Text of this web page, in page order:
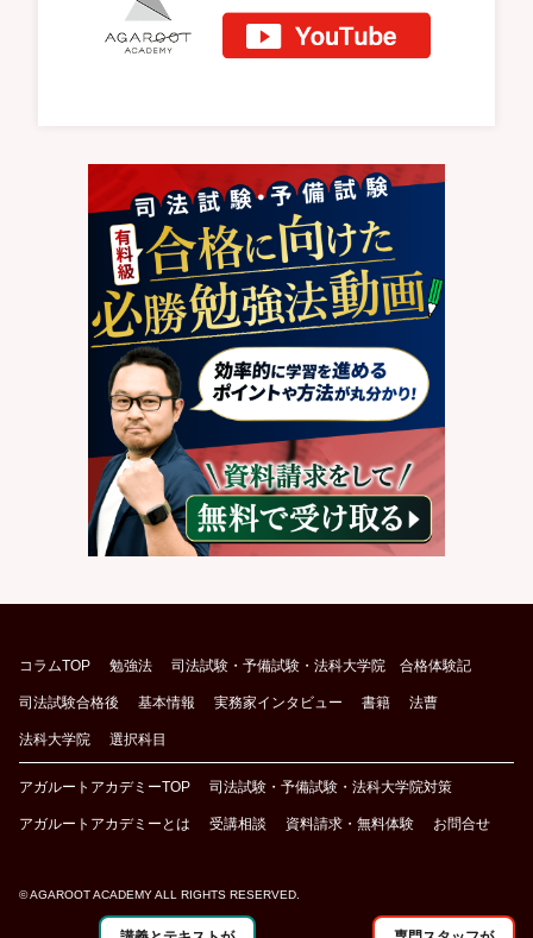
コラムTOP 勉強法 司法試験・予備試験・法科大学院 合格体験記
司法試験合格後 基本情報 実務家インタビュー 書籍 法曹
法科大学院 選択科目
アガルートアカデミーTOP 司法試験・予備試験・法科大学院対策
アガルートアカデミーとは 受講相談 資料請求・無料体験 お問合せ
© AGAROOT ACADEMY ALL RIGHTS RESERVED.